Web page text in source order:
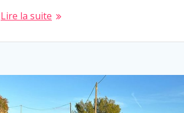
Lire la suite